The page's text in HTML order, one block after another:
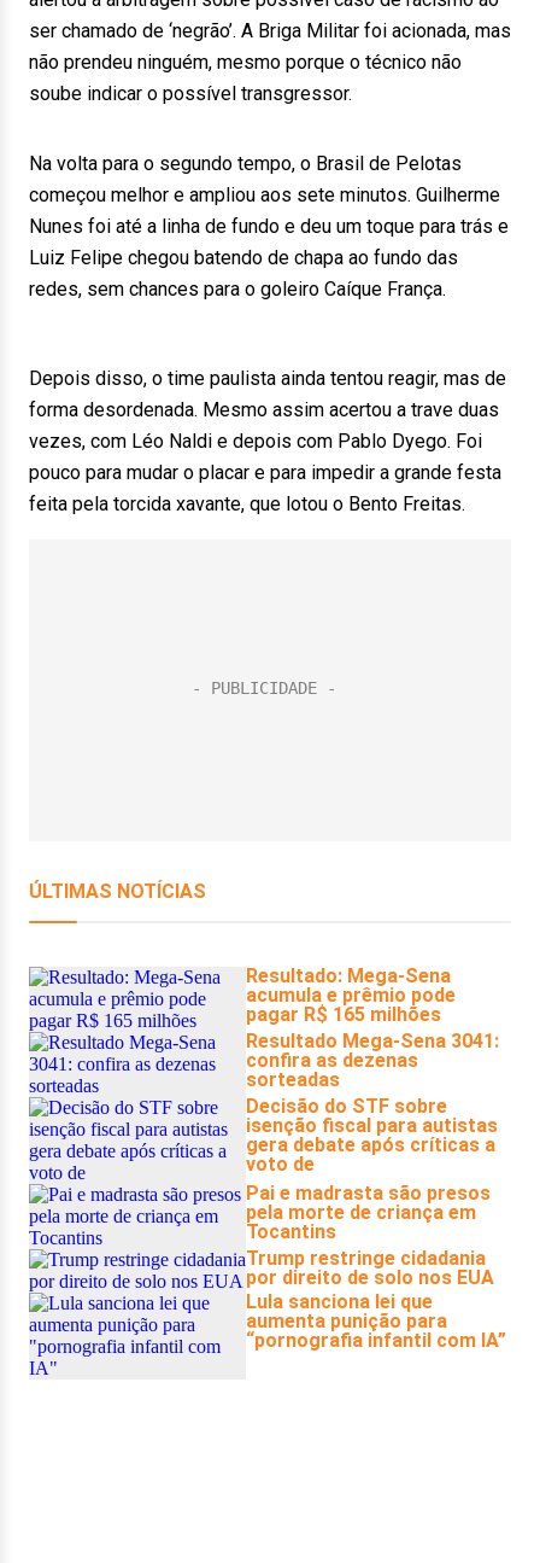
ser chamado de ‘negrão’. A Briga Militar foi acionada, mas
não prendeu ninguém, mesmo porque o técnico não
soube indicar o possível transgressor.
Na volta para o segundo tempo, o Brasil de Pelotas
começou melhor e ampliou aos sete minutos. Guilherme
Nunes foi até a linha de fundo e deu um toque para trás e
Luiz Felipe chegou batendo de chapa ao fundo das
redes, sem chances para o goleiro Caíque França.
Depois disso, o time paulista ainda tentou reagir, mas de
forma desordenada. Mesmo assim acertou a trave duas
vezes, com Léo Naldi e depois com Pablo Dyego. Foi
pouco para mudar o placar e para impedir a grande festa
feita pela torcida xavante, que lotou o Bento Freitas.